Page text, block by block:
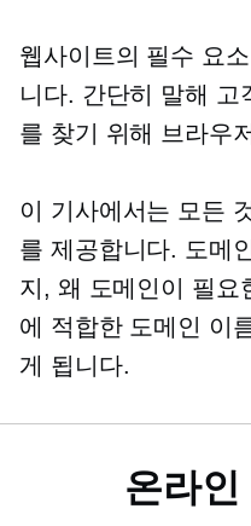
웹사이트의 필수 요
니다. 간단히 말해 고
를 찾기 위해 브라우
이 기사에서는 모든
를 제공합니다. 도메
지, 왜 도메인이 필요
에 적합한 도메인 이
게 됩니다.
온라